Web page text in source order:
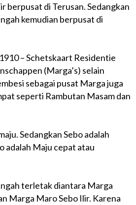
berpusat di Terusan. Sedangkan
kemudian berpusat di
– Schetskaart Residentie
(Marga’s) selain
sebagai pusat Marga juga
seperti Rambutan Masam dan
Sedangkan Sebo adalah
adalah Maju cepat atau
terletak diantara Marga
Marga Maro Sebo Ilir. Karena